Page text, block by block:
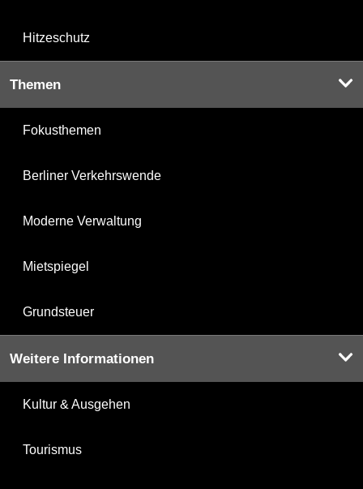
Hitzeschutz
Themen
Fokusthemen
Berliner Verkehrswende
Moderne Verwaltung
Mietspiegel
Grundsteuer
Weitere Informationen
Kultur & Ausgehen
Tourismus